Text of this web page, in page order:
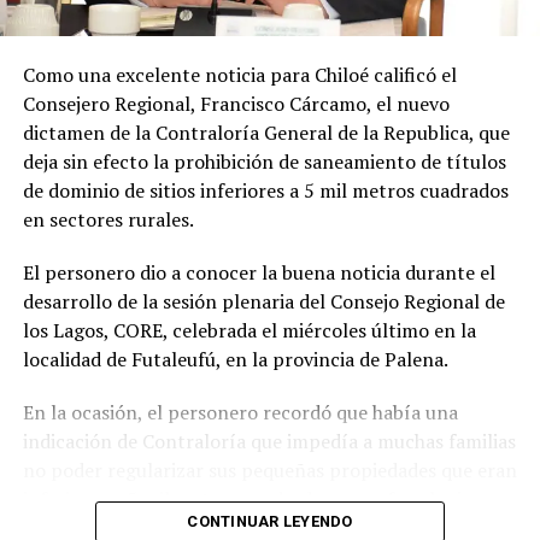
Soto Díaz también destacó su continuo apoyo a la
comunidad:«En paralelo, he estado acompañando a
la comunidad en lo que fue su presentación al
concejo municipal, donde ya evaluamos aportar a
este sueño con la futura compra de un terreno que
permita el crecimiento de la escuela y así poder
albergar la enseñanza media que todos anhelamos.»
«Es un orgullo aportar al sueño educativo de esta
comunidad. Desde su equipo profesional han hecho
invaluables aportes a nuestra identidad. Son un
grupo fantástico, con grandes liderazgos que hoy son
nuestro país,»concluyó.
expansión de la educación en la península de Rilán,
Como una excelente noticia para Chiloé calificó el
Consejero Regional, Francisco Cárcamo, el nuevo
dictamen de la Contraloría General de la Republica, que
deja sin efecto la prohibición de saneamiento de títulos
de dominio de sitios inferiores a 5 mil metros cuadrados
en sectores rurales.
El personero dio a conocer la buena noticia durante el
desarrollo de la sesión plenaria del Consejo Regional de
los Lagos, CORE, celebrada el miércoles último en la
localidad de Futaleufú, en la provincia de Palena.
En la ocasión, el personero recordó que había una
indicación de Contraloría que impedía a muchas familias
inferiores a 5 mil metros cuadrados, pero fue el mismo
organismo contralor que dispuso de otro dictamen la
CONTINUAR LEYENDO